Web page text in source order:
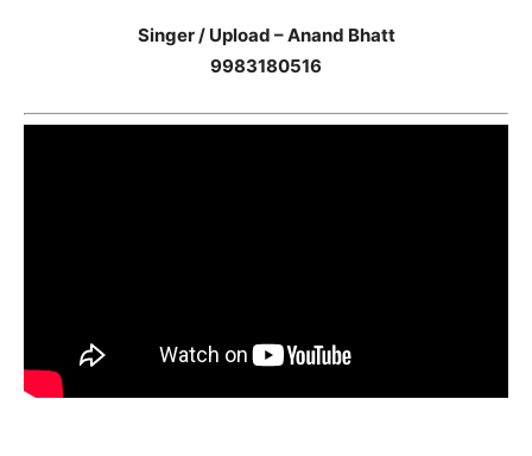
Singer / Upload – Anand Bhatt
9983180516